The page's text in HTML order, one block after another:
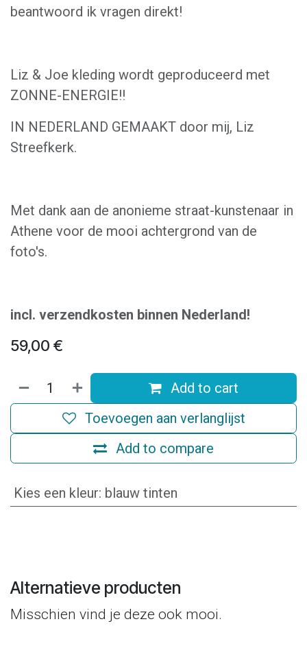
beantwoord ik vragen direkt!
Liz & Joe kleding wordt geproduceerd met
ZONNE-ENERGIE!!
IN NEDERLAND GEMAAKT door mij, Liz
Streefkerk.
Met dank aan de anonieme straat-kunstenaar in
Athene voor de mooi achtergrond van de
foto's.
incl. verzendkosten binnen Nederland!
59,00 €
Add to cart
Add to compare
Toevoegen aan verlanglijst
Kies een kleur: blauw tinten
Alternatieve producten
Misschien vind je deze ook mooi.